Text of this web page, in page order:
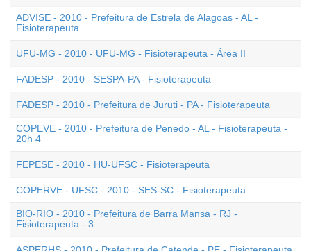
ADVISE - 2010 - Prefeitura de Estrela de Alagoas - AL -
Fisioterapeuta
UFU-MG - 2010 - UFU-MG - Fisioterapeuta - Área II
FADESP - 2010 - SESPA-PA - Fisioterapeuta
FADESP - 2010 - Prefeitura de Juruti - PA - Fisioterapeuta
COPEVE - 2010 - Prefeitura de Penedo - AL - Fisioterapeuta -
20h 4
FEPESE - 2010 - HU-UFSC - Fisioterapeuta
COPERVE - UFSC - 2010 - SES-SC - Fisioterapeuta
BIO-RIO - 2010 - Prefeitura de Barra Mansa - RJ -
Fisioterapeuta - 3